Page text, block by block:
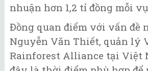
nhuận hơn 1,2 tỉ đồng mỗi
Đồng quan điểm với vấn đề
Nguyễn Văn Thiết, quản lý
Rainforest Alliance tại Việt